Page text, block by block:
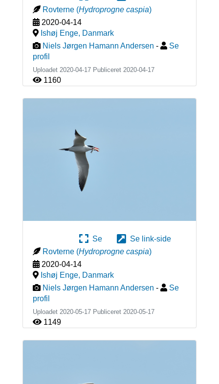
Rovterne (Hydroprogne caspia)
2020-04-14
Ishøj Enge, Danmark
Niels Jørgen Hamann Andersen -
Se
profil
Uploadet 2020-04-17 Publiceret 2020-04-17
1160
Se
Se link-side
Rovterne (Hydroprogne caspia)
2020-04-14
Ishøj Enge, Danmark
Niels Jørgen Hamann Andersen -
Se
profil
Uploadet 2020-05-17 Publiceret 2020-05-17
1149